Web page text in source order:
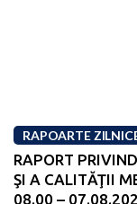
RAPOARTE
RAPORT
ŞI A CALITĂŢII
08.00 –